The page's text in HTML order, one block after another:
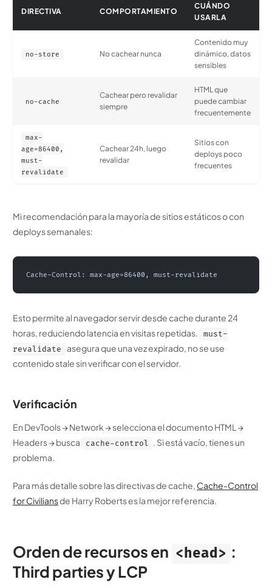
DIRECTIVA COMPORTAMIENTO
CUÁNDO
USARLA
no-store No cachear nunca
Contenido muy
dinámico, datos
sensibles
no-cache
Cachear pero revalidar
siempre
HTML que
puede cambiar
frecuentemente
max-
age=86400,
must-
revalidate
Cachear 24h, luego
revalidar
Sitios con
deploys poco
frecuentes
Mi recomendación para la mayoría de sitios estáticos o con
deploys semanales:
Cache-Control: max-age=86400, must-revalidate
Esto permite al navegador servir desde cache durante 24
horas, reduciendo latencia en visitas repetidas.
must-
revalidate
asegura que una vez expirado, no se use
contenido stale sin verificar con el servidor.
Verificación
En DevTools → Network → selecciona el documento HTML →
Headers → busca
cache-control . Si está vacío, tienes un
problema.
Para más detalle sobre las directivas de cache, Cache-Control
for Civiliansde Harry Roberts es la mejor referencia.
Orden de recursos en <head> :
Third parties y LCP